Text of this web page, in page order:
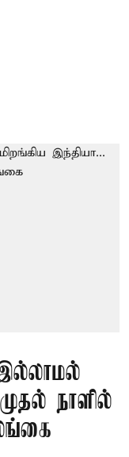
நாளில்